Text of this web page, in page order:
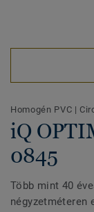
Homogén PVC |
iQ
0845
Több mint 40
négyzetméteren